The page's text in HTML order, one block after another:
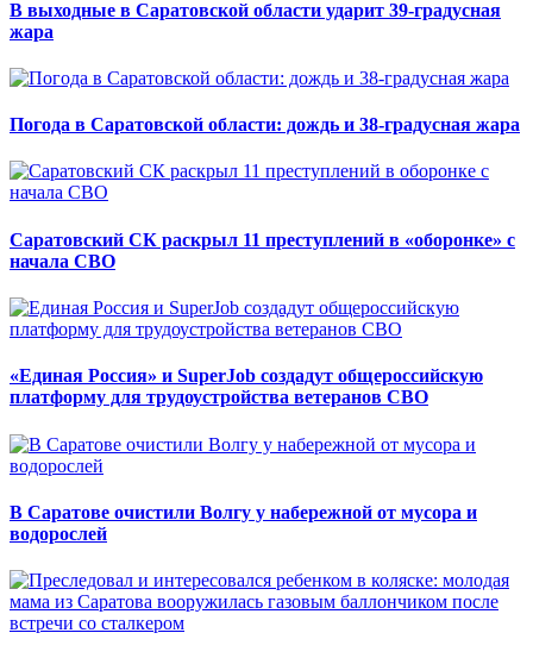
В выходные в Саратовской области ударит 39-градусная
жара
Погода в Саратовской области: дождь и 38-градусная жара
Саратовский СК раскрыл 11 преступлений в «оборонке» с
начала СВО
«Единая Россия» и SuperJob создадут общероссийскую
платформу для трудоустройства ветеранов СВО
В Саратове очистили Волгу у набережной от мусора и
водорослей